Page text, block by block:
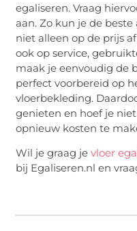
egaliseren. Vraag
aan. Zo kun je de
niet alleen op de prijs
ook op service,
maak je eenvoudig de
perfect voorbereid op
vloerbekleding.
genieten en hoef je
opnieuw kosten te
Wil je graag jevloer
bij Egaliseren.nl en